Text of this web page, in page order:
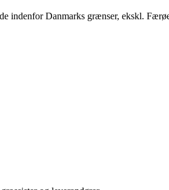
Danmarks grænser, ekskl.